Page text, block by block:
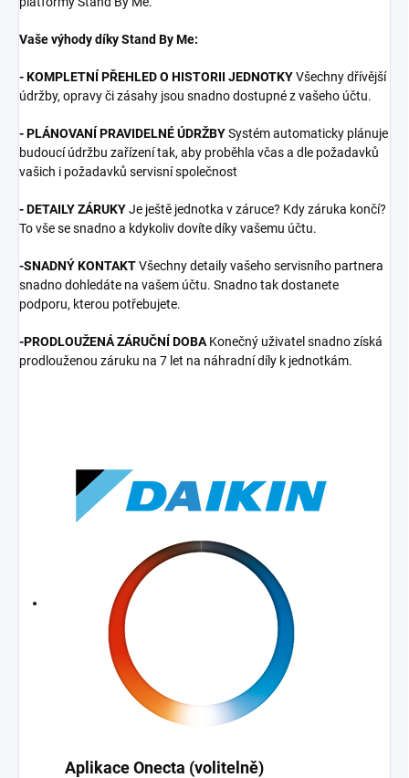
Vaše výhody díky Stand By Me:
- KOMPLETNÍ PŘEHLED O HISTORII JEDNOTKYVšechny dřívější
údržby, opravy či zásahy jsou snadno dostupné z vašeho účtu.
- PLÁNOVANÍ PRAVIDELNÉ ÚDRŽBYSystém automaticky plánuje
budoucí údržbu zařízení tak, aby proběhla včas a dle požadavků
vašich i požadavků servisní společnost
- DETAILY ZÁRUKYJe ještě jednotka v záruce? Kdy záruka končí?
To vše se snadno a kdykoliv dovíte díky vašemu účtu.
-SNADNÝ KONTAKTVšechny detaily vašeho servisního partnera
snadno dohledáte na vašem účtu. Snadno tak dostanete
podporu, kterou potřebujete.
-PRODLOUŽENÁ ZÁRUČNÍ DOBA Konečný uživatel snadno získá
prodlouženou záruku na 7 let na náhradní díly k jednotkám.
Aplikace Onecta (volitelně)